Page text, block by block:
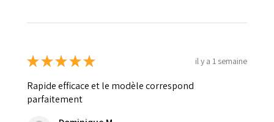
★★★★★ il y a 1 semaine
Rapide efficace et le modèle correspond
parfaitement